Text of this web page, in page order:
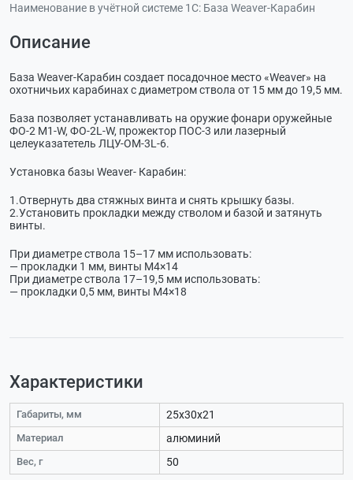
Наименование в учётной системе 1С: База Weaver-Карабин
Описание
База Weaver-Карабин создает посадочное место «Weaver» на
охотничьих карабинах с диаметром ствола от 15 мм до 19,5 мм.
База позволяет устанавливать на оружие фонари оружейные
ФО-2 М1-W, ФО-2L-W, прожектор ПОС-3 или лазерный
целеуказатетель ЛЦУ-ОМ-3L-6.
Установка базы Weaver- Карабин:
1.Отвернуть два стяжных винта и снять крышку базы.
2.Установить прокладки между стволом и базой и затянуть
винты.
При диаметре ствола 15–17 мм использовать:
— прокладки 1 мм, винты М4×14
При диаметре ствола 17–19,5 мм использовать:
— прокладки 0,5 мм, винты М4×18
Характеристики
Габариты, мм 25х30х21
Материал алюминий
Вес, г 50